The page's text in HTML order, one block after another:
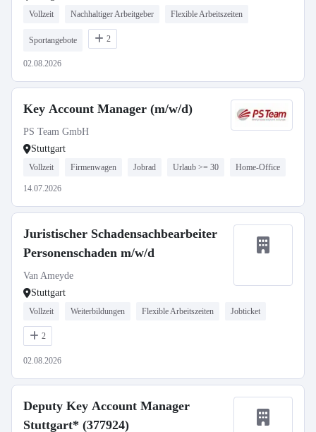
Vollzeit Nachhaltiger Arbeitgeber Flexible Arbeitszeiten
Sportangebote 2
02.08.2026
Key Account Manager (m/w/d)
PS Team GmbH
Stuttgart
Vollzeit Firmenwagen Jobrad Urlaub >= 30 Home-Office
14.07.2026
Juristischer Schadensachbearbeiter
Personenschaden m/w/d
Van Ameyde
Stuttgart
Vollzeit Weiterbildungen Flexible Arbeitszeiten Jobticket
2
02.08.2026
Deputy Key Account Manager
Stuttgart* (377924)